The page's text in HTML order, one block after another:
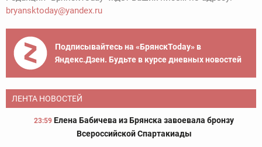
bryansktoday@yandex.ru
Подписывайтесь на «БрянскToday» в
Яндекс.Дзен. Будьте в курсе дневных новостей
ЛЕНТА НОВОСТЕЙ
23:59 Елена Бабичева из Брянска завоевала бронзу
Всероссийской Спартакиады